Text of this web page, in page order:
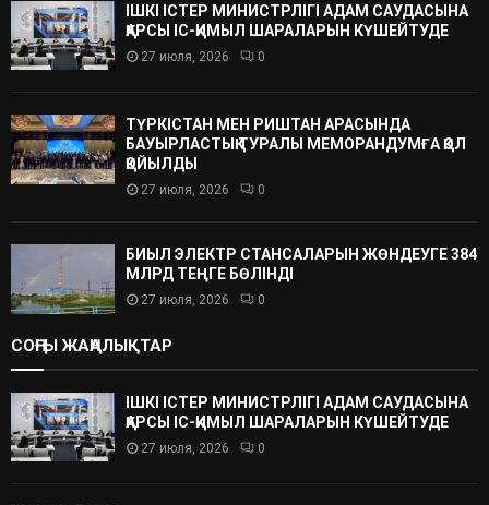
ІШКІ ІСТЕР МИНИСТРЛІГІ АДАМ САУДАСЫНА
ҚАРСЫ ІС-ҚИМЫЛ ШАРАЛАРЫН КҮШЕЙТУДЕ
27 июля, 2026 0
ТҮРКІСТАН МЕН РИШТАН АРАСЫНДА
БАУЫРЛАСТЫҚ ТУРАЛЫ МЕМОРАНДУМҒА ҚОЛ
ҚОЙЫЛДЫ
27 июля, 2026 0
БИЫЛ ЭЛЕКТР СТАНСАЛАРЫН ЖӨНДЕУГЕ 384
МЛРД ТЕҢГЕ БӨЛІНДІ
27 июля, 2026 0
СОҢҒЫ ЖАҢАЛЫҚТАР
ІШКІ ІСТЕР МИНИСТРЛІГІ АДАМ САУДАСЫНА
ҚАРСЫ ІС-ҚИМЫЛ ШАРАЛАРЫН КҮШЕЙТУДЕ
27 июля, 2026 0